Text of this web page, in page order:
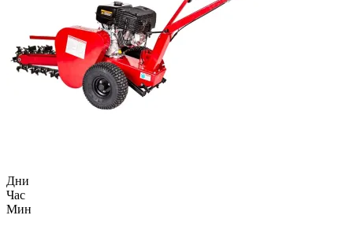
Дни
Час
Мин